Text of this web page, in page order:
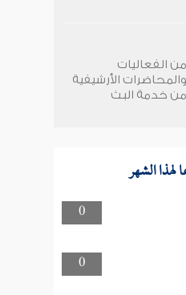
9
من الفعاليات
والمحاضرات الأرشيفية
من خدمة البث
لهذا الشهر
0
0